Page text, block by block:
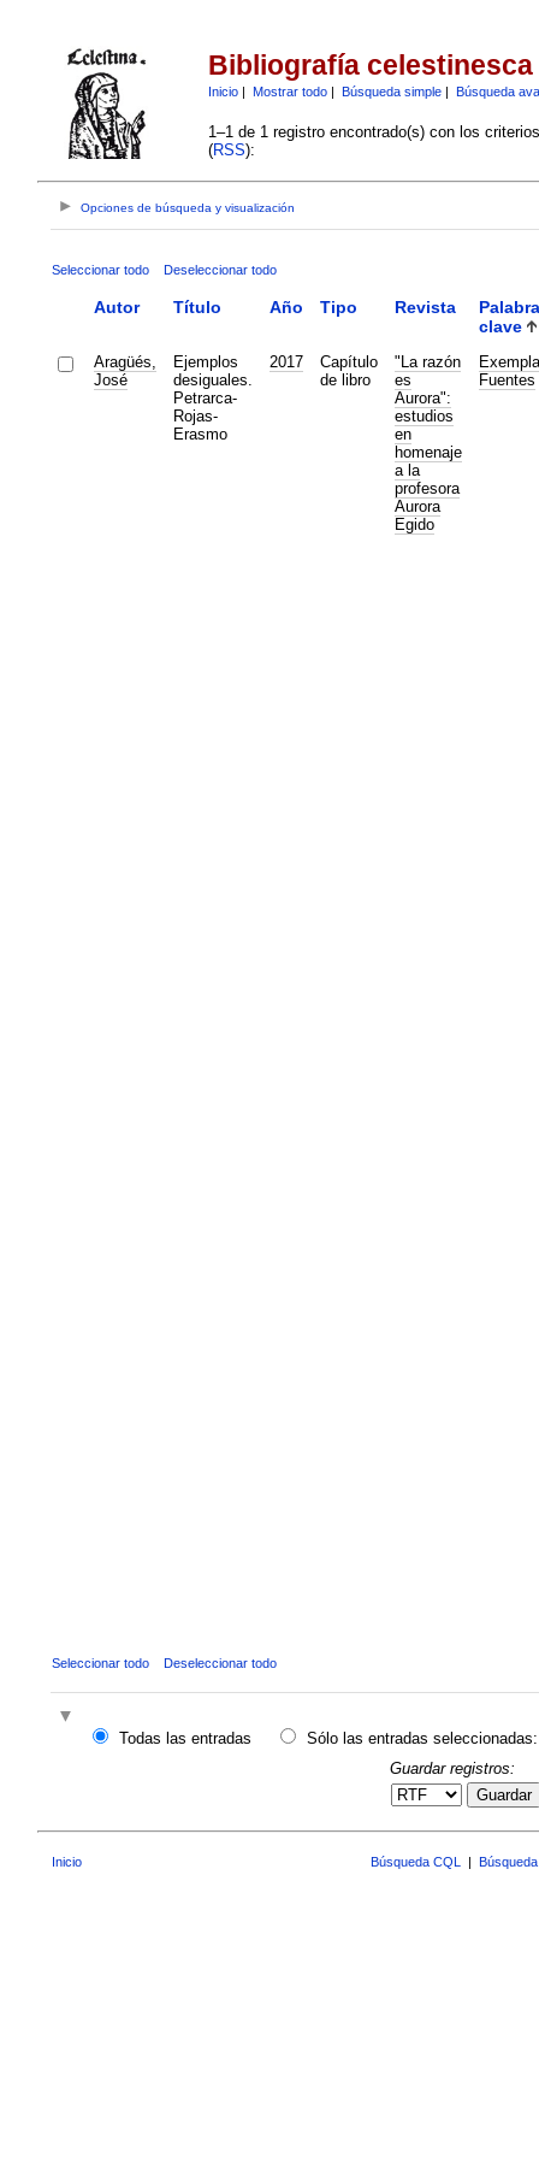
Bibliografía celestinesca
Inicio| Mostrar todo| Búsqueda simple| Búsqueda
1–1 de 1 registro encontrado(s) con los
(RSS):
Opciones de búsqueda y visualización
Seleccionar todo Deseleccionar todo
Autor Título Año Tipo Revista
clave
Aragüés,
José
Ejemplos
desiguales.
Petrarca-
Rojas-
Erasmo
2017
Capítulo
de libro
"La razón
es
Aurora":
estudios
en
homenaje
a la
profesora
Aurora
Egido
Exempla
Fuentes
Seleccionar todo Deseleccionar todo
Todas las entradas
Sólo las entradas seleccionadas:
Guardar registros:
Guardar
Inicio Búsqueda CQL